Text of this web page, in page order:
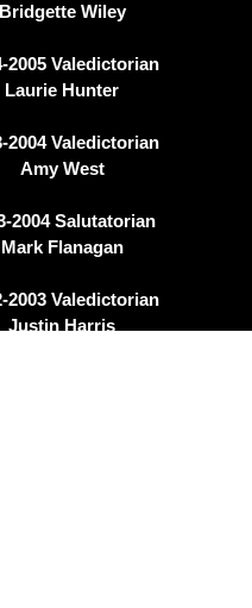
Bridgette Wiley
2005 Valedictorian
Laurie Hunter
2004Valedictorian
Amy West
2004Salutatorian
Mark Flanagan
2003 Valedictorian
Justin Harris